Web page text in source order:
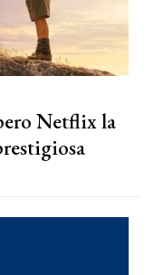
Netflix la